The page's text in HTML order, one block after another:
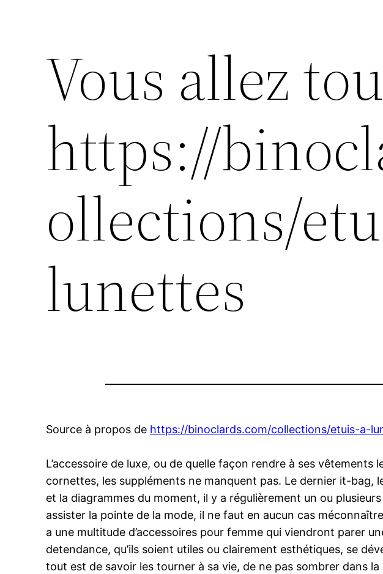
Vous allez
https://
ollections/
lunettes
Source à propos de https://binoclards.com/collections/etuis-a-
L’accessoire de luxe, ou de quelle façon rendre à ses
cornettes, les suppléments ne manquent pas. Le dernier it-bag,
et la diagrammes du moment, il y a régulièrement un ou
assister la pointe de la mode, il ne faut en aucun cas
a une multitude d’accessoires pour femme qui viendront parer
detendance, qu’ils soient utiles ou clairement esthétiques, se
tout est de savoir les tourner à sa vie, de ne pas sombrer dans